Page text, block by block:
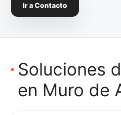
Ir a Contacto
Soluciones
en Muro de